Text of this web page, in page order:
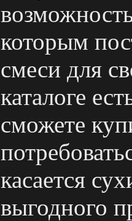
которым
смеси для
каталоге
сможете
касается
выгодного